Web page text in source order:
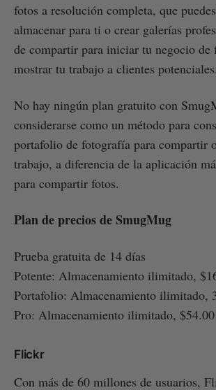
fotos a resolución completa, que
almacenar para ti o crear galerías
de compartir para iniciar tu negocio de
mostrar tu trabajo a clientes potenciales.
No hay ningún plan gratuito con
considerarse como un método para
portafolio de fotografía para compartir
trabajo, a diferencia de la aplicación
para compartir fotos.
Plan de precios de SmugMug
Prueba gratuita de 14 días
Potente: Almacenamiento ilimitado,
Portafolio: Almacenamiento ilimitado,
Pro: Almacenamiento ilimitado, $54.00
Flickr
Con más de 60 millones de usuarios,